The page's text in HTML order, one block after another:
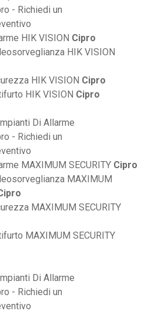
HIK VISION Cipro
HIK VISION
HIK VISION Cipro
HIK VISION Cipro
MAXIMUM SECURITY Cipro
MAXIMUM
MAXIMUM SECURITY
MAXIMUM SECURITY